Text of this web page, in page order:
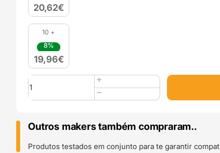
20,62€
10 +
8%
19,96€
Quantidade
de
PETG
Transparent
-
Outros makers também compraram..
Produtos testados em conjunto para te garantir